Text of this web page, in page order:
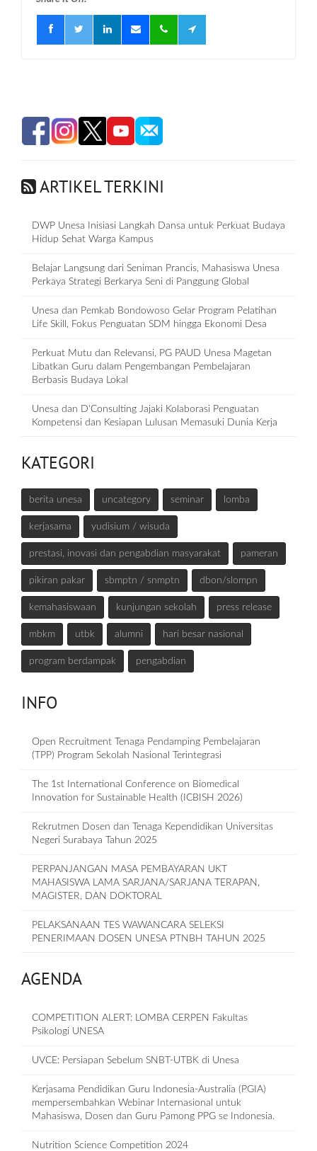
ARTIKEL TERKINI
DWP Unesa Inisiasi Langkah Dansa untuk Perkuat Budaya
Hidup Sehat Warga Kampus
Belajar Langsung dari Seniman Prancis, Mahasiswa Unesa
Perkaya Strategi Berkarya Seni di Panggung Global
Unesa dan Pemkab Bondowoso Gelar Program Pelatihan
Life Skill, Fokus Penguatan SDM hingga Ekonomi Desa
Perkuat Mutu dan Relevansi, PG PAUD Unesa Magetan
Libatkan Guru dalam Pengembangan Pembelajaran
Berbasis Budaya Lokal
Unesa dan D‘Consulting Jajaki Kolaborasi Penguatan
Kompetensi dan Kesiapan Lulusan Memasuki Dunia Kerja
KATEGORI
berita unesa uncategory seminar lomba
kerjasama yudisium / wisuda
prestasi, inovasi dan pengabdian masyarakat pameran
pikiran pakar sbmptn / snmptn dbon/slompn
kemahasiswaan kunjungan sekolah press release
mbkm utbk alumni hari besar nasional
program berdampak pengabdian
INFO
Open Recruitment Tenaga Pendamping Pembelajaran
(TPP) Program Sekolah Nasional Terintegrasi
The 1st International Conference on Biomedical
Innovation for Sustainable Health (ICBISH 2026)
Rekrutmen Dosen dan Tenaga Kependidikan Universitas
Negeri Surabaya Tahun 2025
PERPANJANGAN MASA PEMBAYARAN UKT
MAHASISWA LAMA SARJANA/SARJANA TERAPAN,
MAGISTER, DAN DOKTORAL
PELAKSANAAN TES WAWANCARA SELEKSI
PENERIMAAN DOSEN UNESA PTNBH TAHUN 2025
AGENDA
COMPETITION ALERT: LOMBA CERPEN Fakultas
Psikologi UNESA
UVCE: Persiapan Sebelum SNBT-UTBK di Unesa
Kerjasama Pendidikan Guru Indonesia-Australia (PGIA)
mempersembahkan Webinar Internasional untuk
Mahasiswa, Dosen dan Guru Pamong PPG se Indonesia.
Nutrition Science Competition 2024